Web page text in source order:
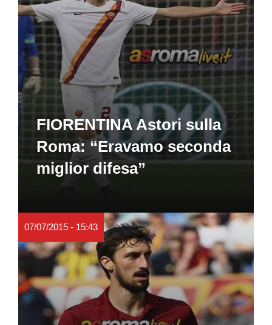
FIORENTINA Astori sulla
Roma: “Eravamo seconda
miglior difesa”
07/07/2015 - 15:43